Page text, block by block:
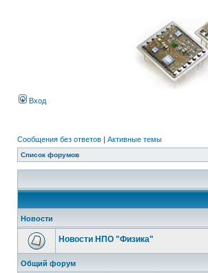
Вход
Сообщения без ответов | Активные темы
Список форумов
Новости
Новости НПО "Физика"
Общий форум